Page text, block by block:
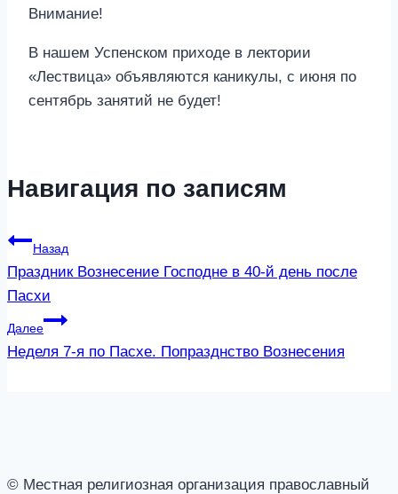
Внимание!
В нашем Успенском приходе в лектории
«Лествица» объявляются каникулы, с июня по
сентябрь занятий не будет!
Навигация по записям
Назад
Праздник Вознесение Господне в 40-й день после
Пасхи
Далее
Неделя 7-я по Пасхе. Попразднство Вознесения
© Местная религиозная организация православный